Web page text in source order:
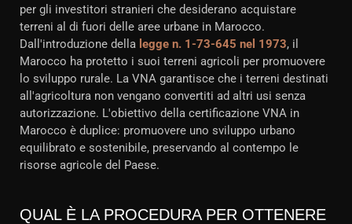
per gli investitori stranieri che desiderano acquistare
terreni al di fuori delle aree urbane in Marocco.
Dall'introduzione della legge n. 1-73-645 nel 1973, il
Marocco ha protetto i suoi terreni agricoli per promuovere
lo sviluppo rurale. La VNA garantisce che i terreni destinati
all'agricoltura non vengano convertiti ad altri usi senza
autorizzazione. L'obiettivo della certificazione VNA in
Marocco è duplice: promuovere uno sviluppo urbano
equilibrato e sostenibile, preservando al contempo le
risorse agricole del Paese.
QUAL È LA PROCEDURA PER OTTENERE